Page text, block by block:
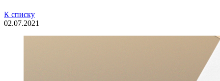
К списку
02.07.2021